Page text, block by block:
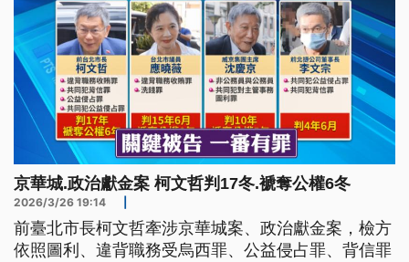
京華城.政治獻金案 柯文哲判17冬.褫奪公權6冬
2026/3/26 19:14
前臺北市長柯文哲牽涉京華城案、政治獻金案，檢方
依照圖利、違背職務受烏西罪、公益侵占罪、背信罪